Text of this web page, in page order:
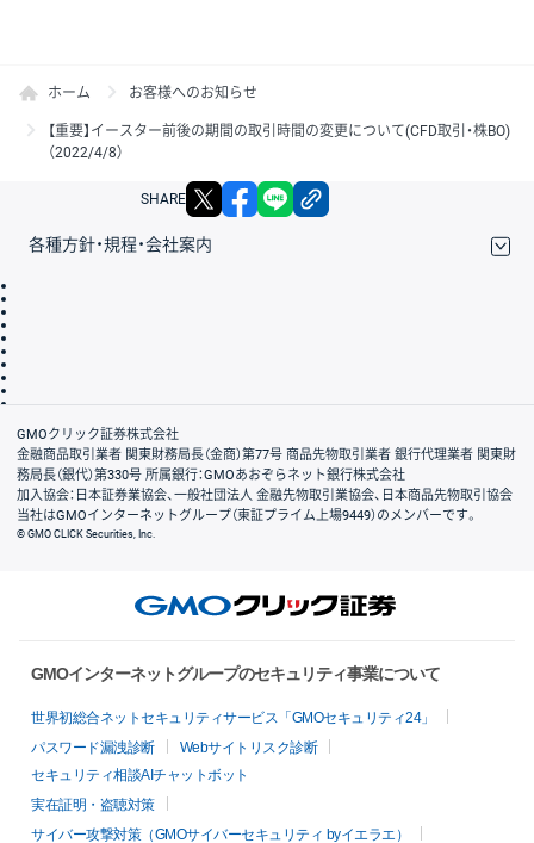
ホーム お客様へのお知らせ
【重要】イースター前後の期間の取引時間の変更について(CFD取引・株BO)
（2022/4/8）
SHARE X facebook
各種方針・規程・会社案内
会社案内
GMOクリック証券株式会社
金融商品取引業者 関東財務局長（金商）第77号 商品先物取引業者 銀行代理業者 関東財
務局長（銀代）第330号 所属銀行：GMOあおぞらネット銀行株式会社
加入協会：日本証券業協会、一般社団法人 金融先物取引業協会、日本商品先物取引協会
当社はGMOインターネットグループ（東証プライム上場9449）のメンバーです。
© GMO CLICK Securities, Inc.
GMOインターネットグループのセキュリティ事業について
世界初総合ネットセキュリティサービス「GMOセキュリティ24」
パスワード漏洩診断
Webサイトリスク診断
セキュリティ相談AIチャットボット
実在証明・盗聴対策
サイバー攻撃対策（GMOサイバーセキュリティ byイエラエ）